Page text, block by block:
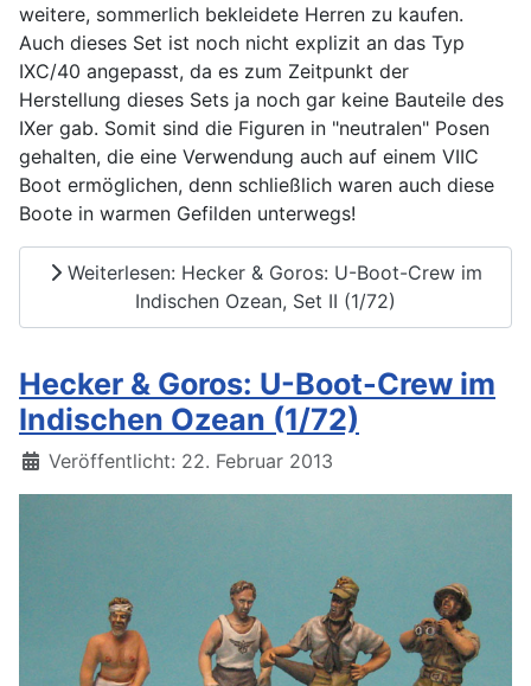
weitere, sommerlich bekleidete Herren zu kaufen.
Auch dieses Set ist noch nicht explizit an das Typ
IXC/40 angepasst, da es zum Zeitpunkt der
Herstellung dieses Sets ja noch gar keine Bauteile des
IXer gab. Somit sind die Figuren in "neutralen" Posen
gehalten, die eine Verwendung auch auf einem VIIC
Boot ermöglichen, denn schließlich waren auch diese
Boote in warmen Gefilden unterwegs!
Weiterlesen: Hecker & Goros: U-Boot-Crew im
Indischen Ozean, Set II (1/72)
Hecker & Goros: U-Boot-Crew im
Indischen Ozean (1/72)
Details
Veröffentlicht: 22. Februar 2013